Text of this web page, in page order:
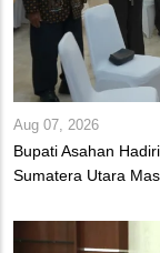
Aug 07, 2026
Bupati Asahan
Sumatera Utara